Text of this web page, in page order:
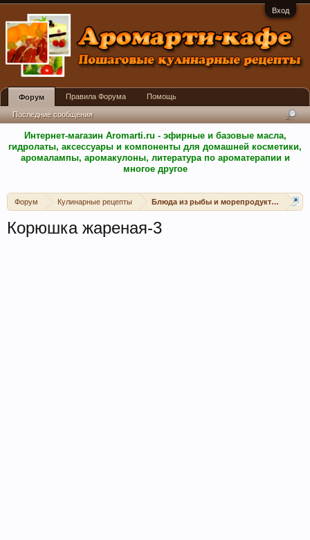
Вход
Интернет-магазин Aromarti.ru - эфирные и базовые масла,
гидролаты, аксессуары и компоненты для домашней косметики,
аромалампы, аромакулоны, литература по ароматерапии и
многое другое
Форум Кулинарные рецепты Блюда из рыбы и морепродуктов
Корюшка жареная-3
Форум
Последние сообщения
Правила Форума Помощь